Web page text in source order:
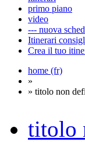
primo piano
video
--- nuova
Itinerari
Crea il tuo
home (fr)
»
» titolo non
titolo